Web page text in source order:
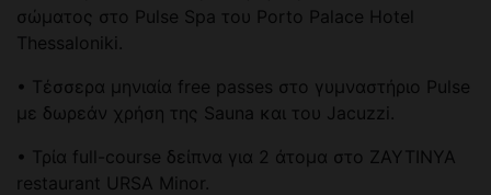
σώματος στο Pulse Spa του Porto Palace Hotel
Thessaloniki.
• Τέσσερα μηνιαία free passes στο γυμναστήριο Pulse
με δωρεάν χρήση της Sauna και του Jacuzzi.
• Τρία full-course δείπνα για 2 άτομα στο ZAYTINYA
restaurant URSA Minor.